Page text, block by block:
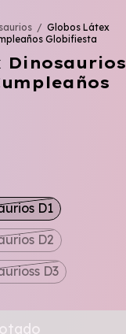
/ Globos Látex
Globifiesta
Dinosaurios
D1
D2
D3